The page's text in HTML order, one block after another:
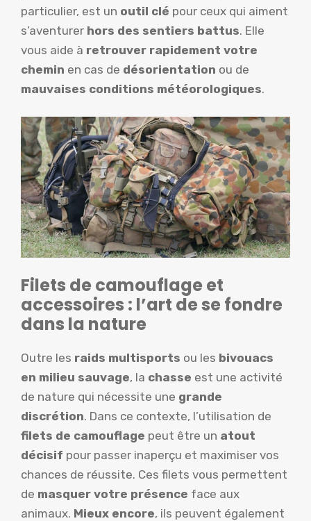
particulier, est un outil clé pour ceux qui aiment
s’aventurer hors des sentiers battus. Elle
vous aide à retrouver rapidement votre
chemin en cas de désorientation ou de
mauvaises conditions météorologiques.
Filets de camouflage et
accessoires : l’art de se fondre
dans la nature
Outre les raids multisports ou les bivouacs
en milieu sauvage, la chasse est une activité
de nature qui nécessite une grande
discrétion. Dans ce contexte, l’utilisation de
filets de camouflage peut être un atout
décisif pour passer inaperçu et maximiser vos
chances de réussite. Ces filets vous permettent
de masquer votre présence face aux
animaux. Mieux encore, ils peuvent également